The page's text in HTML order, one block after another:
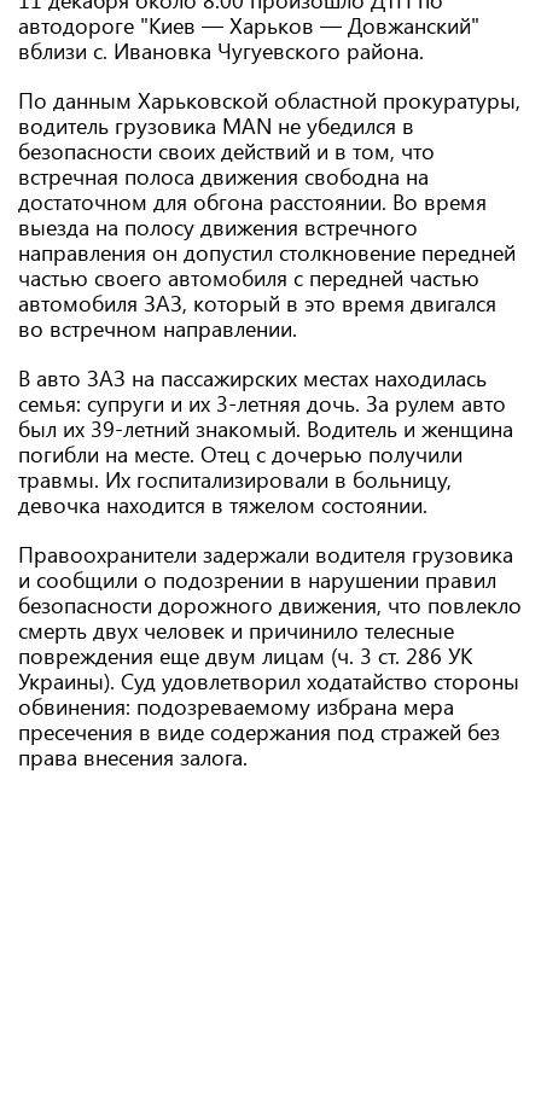
автодороге "Киев — Харьков — Довжанский"
вблизи с. Ивановка Чугуевского района.
По данным Харьковской областной прокуратуры,
водитель грузовика MAN не убедился в
безопасности своих действий и в том, что
встречная полоса движения свободна на
достаточном для обгона расстоянии. Во время
выезда на полосу движения встречного
направления он допустил столкновение передней
частью своего автомобиля с передней частью
автомобиля ЗАЗ, который в это время двигался
во встречном направлении.
В авто ЗАЗ на пассажирских местах находилась
семья: супруги и их 3-летняя дочь. За рулем авто
был их 39-летний знакомый. Водитель и женщина
погибли на месте. Отец с дочерью получили
травмы. Их госпитализировали в больницу,
девочка находится в тяжелом состоянии.
Правоохранители задержали водителя грузовика
и сообщили о подозрении в нарушении правил
безопасности дорожного движения, что повлекло
смерть двух человек и причинило телесные
повреждения еще двум лицам (ч. 3 ст. 286 УК
Украины). Суд удовлетворил ходатайство стороны
обвинения: подозреваемому избрана мера
пресечения в виде содержания под стражей без
права внесения залога.